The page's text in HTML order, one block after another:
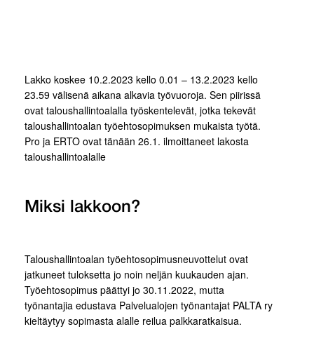
Lakko koskee 10.2.2023 kello 0.01 – 13.2.2023 kello
23.59 välisenä aikana alkavia työvuoroja. Sen piirissä
ovat taloushallintoalalla työskentelevät, jotka tekevät
taloushallintoalan työehtosopimuksen mukaista työtä.
Pro ja ERTO ovat tänään 26.1. ilmoittaneet lakosta
taloushallintoalalle
Miksi lakkoon?
Taloushallintoalan työehtosopimusneuvottelut ovat
jatkuneet tuloksetta jo noin neljän kuukauden ajan.
Työehtosopimus päättyi jo 30.11.2022, mutta
työnantajia edustava Palvelualojen työnantajat PALTA ry
kieltäytyy sopimasta alalle reilua palkkaratkaisua.